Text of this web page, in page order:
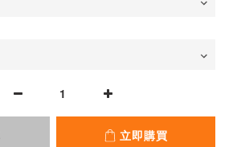
立即購買